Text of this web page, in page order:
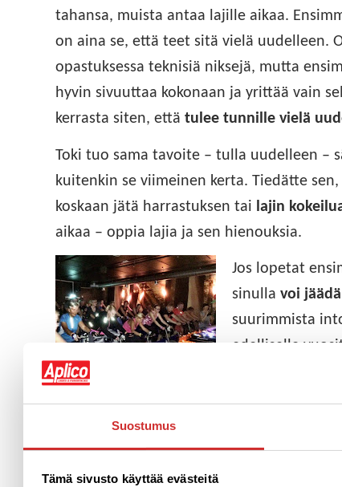
Suostumus
Tämä sivusto käyttää evästeitä
tahansa, muista antaa lajille aikaa.
on aina se, että teet sitä vielä uudelleen.
opastuksessa teknisiä niksejä, mutta
hyvin sivuuttaa kokonaan ja yrittää vain
kerrasta siten, että tulee tunnille vielä
Toki tuo sama tavoite – tulla uudelleen –
kuitenkin se viimeinen kerta. Tiedätte
koskaan jätä harrastuksen tai lajin
aikaa – oppia lajia ja sen hienouksia.
Jos lopetat
sinulla voi
suurimmista
edelliselle